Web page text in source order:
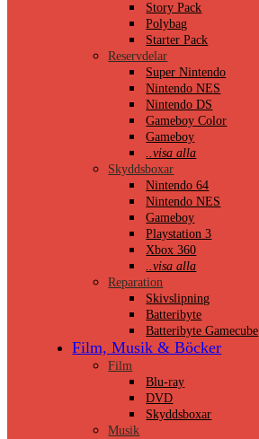
Story Pack
Polybag
Starter Pack
Reservdelar
Super Nintendo
Nintendo NES
Nintendo DS
Gameboy Color
Gameboy
..visa alla
Skyddsboxar
Nintendo 64
Nintendo NES
Gameboy
Playstation 3
Xbox 360
..visa alla
Reparation
Skivslipning
Batteribyte
Batteribyte Gamecube
Film, Musik & Böcker
Film
Blu-ray
DVD
Skyddsboxar
Musik